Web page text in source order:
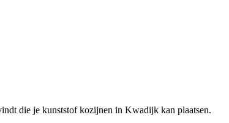
die je kunststof kozijnen in Kwadijk kan plaatsen.